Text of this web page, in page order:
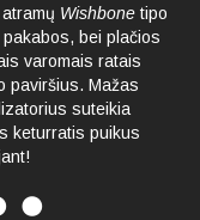
Wishbone tipo
bei plačios
varomais ratais
paviršius. Mažas
suteikia
keturratis puikus